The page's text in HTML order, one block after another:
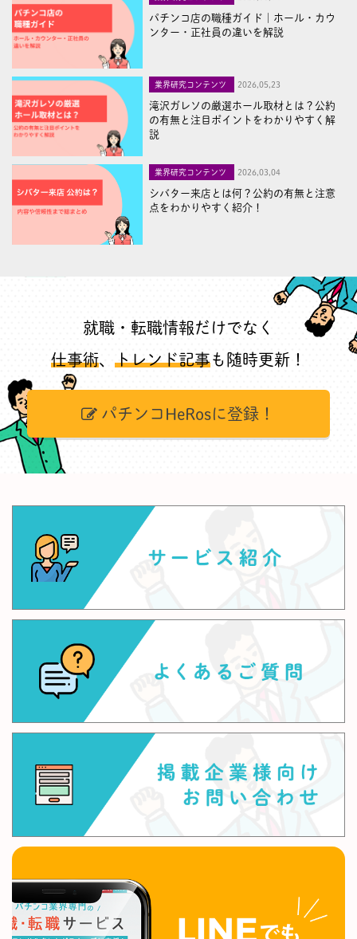
パチンコ店の職種ガイド｜ホール・カウ
ンター・正社員の違いを解説
業界研究コンテンツ 2026,05,23
滝沢ガレソの厳選ホール取材とは？公約
の有無と注目ポイントをわかりやすく解
説
業界研究コンテンツ 2026,03,04
シバター来店とは何？公約の有無と注意
点をわかりやすく紹介！
就職・転職情報だけでなく
仕事術、 トレンド記事も随時更新！
パチンコHeRosに登録！